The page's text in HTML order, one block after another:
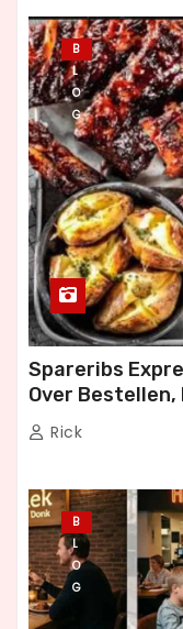
e
r
i
n
g
B
L
O
G
Spareribs
Over Bestellen,
Rick
B
L
O
G